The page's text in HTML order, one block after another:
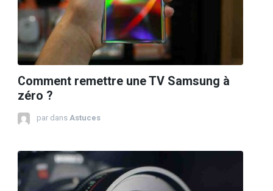
Comment remettre une TV Samsung à
zéro ?
par dans Astuces